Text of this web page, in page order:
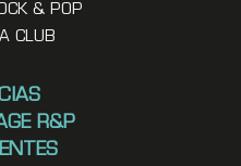
& POP
CLUB
R&P